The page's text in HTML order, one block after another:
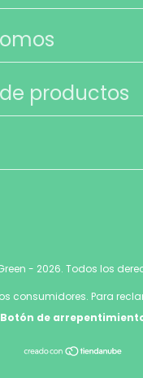
productos
- 2026. Todos los
consumidores. Para
Botón de